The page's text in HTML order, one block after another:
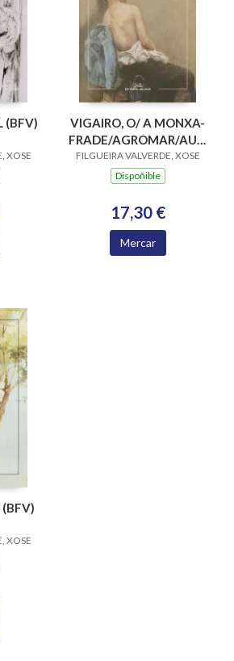
(BFV)
XOSE
VIGAIRO, O/ A MONXA-
FRADE/AGROMAR/AUCTO
DE SANTA MARIA(BFV)
FILGUEIRA VALVERDE, XOSE
Dispoñible
17,30 €
Mercar
XOSE